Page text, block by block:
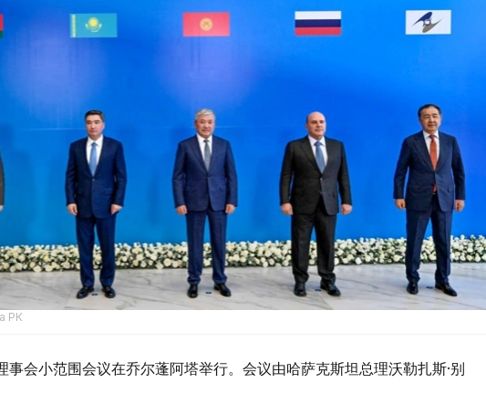
РК
会小范围会议在乔尔蓬阿塔举行。会议由哈萨克斯坦总理沃勒扎斯·别